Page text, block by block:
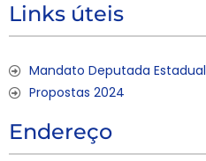
Links úteis
Mandato Deputada Estadual
Propostas 2024
Endereço